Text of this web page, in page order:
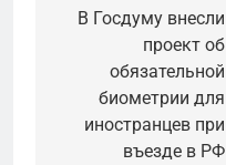
по
записям
В Госдуму внесли
проект об
обязательной
биометрии для
иностранцев при
въезде в РФ